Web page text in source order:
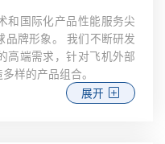
和国际化产品性能服务尖
牌形象。 我们不断研发
高端需求，针对飞机外部
样的产品组合。
展开